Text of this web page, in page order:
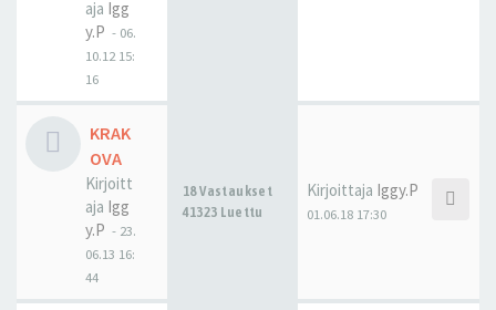
aja Igg
y.P - 06.
10.12 15:
16
KRAK
OVA
Kirjoitt
aja Igg
y.P - 23.
06.13 16:
44
18 Vastaukset
41323 Luettu
Kirjoittaja Iggy.P
01.06.18 17:30